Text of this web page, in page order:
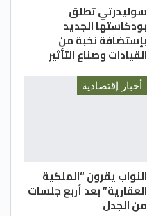
سوليدرتي تطلق
بودكاستها الجديد
بإستضافة نخبة من
القيادات وصناع التأثير
أخبار إقتصادية
النواب يقرون “الملكية
العقارية” بعد أربع جلسات
من الجدل